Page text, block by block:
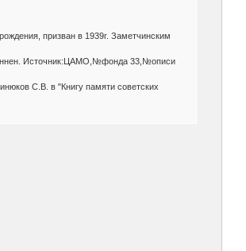
призван в 1939г. Заметчинским
Источник:ЦАМО,№фонда 33,№описи
С.В. в "Книгу памяти советских